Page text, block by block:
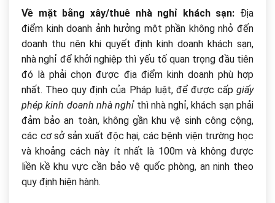
Về mặt bằng xây/thuê nhà nghỉ khách sạn: Địa
điểm kinh doanh ảnh hưởng một phần không nhỏ đến
doanh thu nên khi quyết định kinh doanh khách sạn,
nhà nghỉ để khởi nghiệp thì yếu tố quan trọng đầu tiên
đó là phải chọn được địa điểm kinh doanh phù hợp
nhất. Theo quy định của Pháp luật, để được cấp giấy
phép kinh doanh nhà nghỉ thì nhà nghỉ, khách sạn phải
đảm bảo an toàn, không gần khu vệ sinh công cộng,
các cơ sở sản xuất độc hại, các bệnh viện trường học
và khoảng cách này ít nhất là 100m và không được
liền kề khu vực cần bảo vệ quốc phòng, an ninh theo
quy định hiện hành.